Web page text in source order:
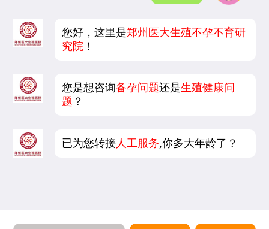
您好，这里是郑州医大生殖不孕不育研
究院 ！
您是想咨询备孕问题还是生殖健康问
题 ？
已为您转接 人工服务,你多大年龄了？